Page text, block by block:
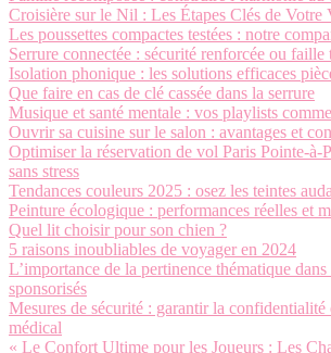
Croisière sur le Nil : Les Étapes Clés de Votre
Les poussettes compactes testées : notre
Serrure connectée : sécurité renforcée ou
Isolation phonique : les solutions efficaces
Que faire en cas de clé cassée dans la serrure
Musique et santé mentale : vos playlists
Ouvrir sa cuisine sur le salon : avantages et
Optimiser la réservation de vol Paris Pointe-à-
sans stress
Tendances couleurs 2025 : osez les teintes
Peinture écologique : performances réelles et
Quel lit choisir pour son chien ?
5 raisons inoubliables de voyager en 2024
L’importance de la pertinence thématique dans
sponsorisés
Mesures de sécurité : garantir la confidentialité
médical
« Le Confort Ultime pour les Joueurs : Les